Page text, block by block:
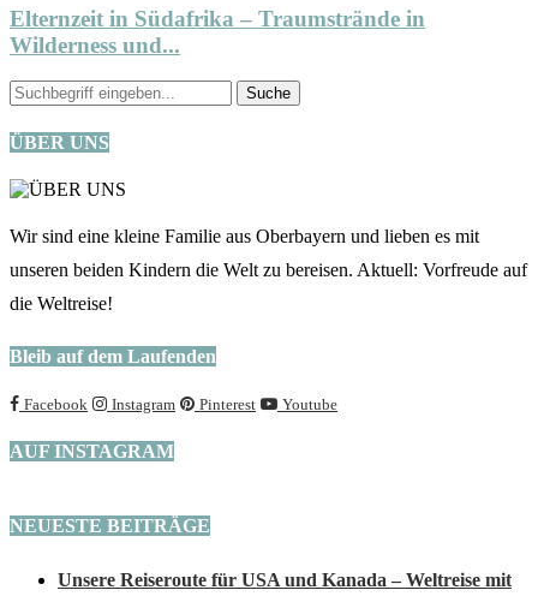
Elternzeit in Südafrika – Traumstrände in
Wilderness und...
ÜBER UNS
Wir sind eine kleine Familie aus Oberbayern und lieben es mit
unseren beiden Kindern die Welt zu bereisen. Aktuell: Vorfreude auf
die Weltreise!
Bleib auf dem Laufenden
Facebook Instagram Pinterest Youtube
AUF INSTAGRAM
NEUESTE BEITRÄGE
Unsere Reiseroute für USA und Kanada – Weltreise mit